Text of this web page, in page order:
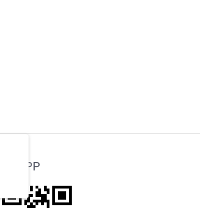
官方APP